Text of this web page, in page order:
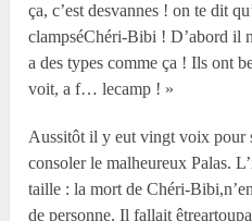
ça, c’est desvannes ! on te dit
clampséChéri-Bibi ! D’abord il
a des types comme ça ! Ils ont
voit, a f… lecamp ! »
Aussitôt il y eut vingt voix pour
consoler le malheureux Palas.
taille : la mort de Chéri-
de personne. Il fallait